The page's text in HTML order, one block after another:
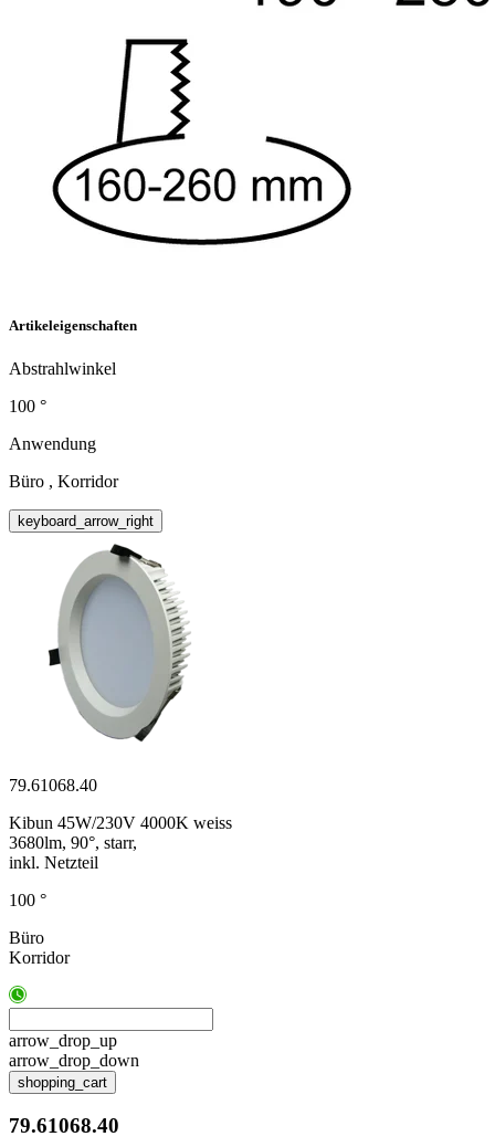
Artikeleigenschaften
Abstrahlwinkel
100 °
Anwendung
Büro , Korridor
keyboard_arrow_right
79.61068.40
Kibun 45W/230V 4000K weiss
3680lm, 90°, starr,
inkl. Netzteil
100 °
Büro
Korridor
arrow_drop_up
arrow_drop_down
shopping_cart
79.61068.40